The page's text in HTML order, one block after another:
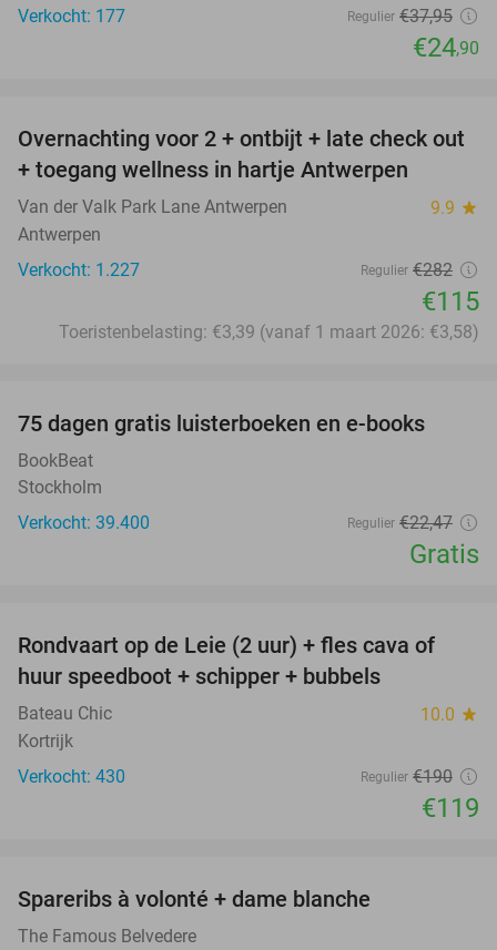
Verkocht: 177 Regulier €37,95
€24,90
59%
Overnachting voor 2 + ontbijt + late check out
+ toegang wellness in hartje Antwerpen
Van der Valk Park Lane Antwerpen 9.9 star
Antwerpen
Verkocht: 1.227
Regulier €282
€115
Toeristenbelasting: €3,39 (vanaf 1 maart 2026: €3,58)
75 dagen gratis luisterboeken en e-books
BookBeat
Stockholm
Verkocht: 39.400
Regulier €22,47
Gratis
37%
Rondvaart op de Leie (2 uur) + fles cava of
huur speedboot + schipper + bubbels
Bateau Chic 10.0 star
Kortrijk
Verkocht: 430
Regulier €190
€119
Spareribs à volonté + dame blanche
The Famous Belvedere